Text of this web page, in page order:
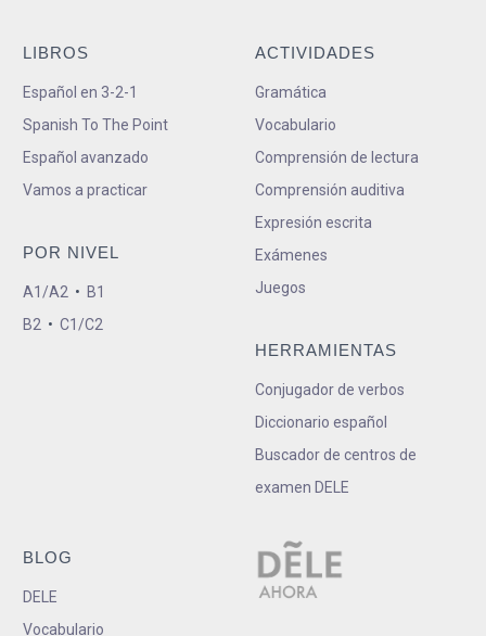
LIBROS
Español en 3-2-1
Spanish To The Point
Español avanzado
Vamos a practicar
POR NIVEL
A1/A2 • B1
B2 • C1/C2
ACTIVIDADES
Gramática
Vocabulario
Comprensión de lectura
Comprensión auditiva
Expresión escrita
Exámenes
Juegos
HERRAMIENTAS
Conjugador de verbos
Diccionario español
Buscador de centros de
examen DELE
BLOG
DELE
Vocabulario